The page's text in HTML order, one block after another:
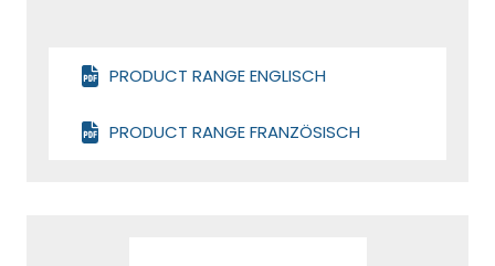
PRODUCT RANGE ENGLISCH
PRODUCT RANGE FRANZÖSISCH